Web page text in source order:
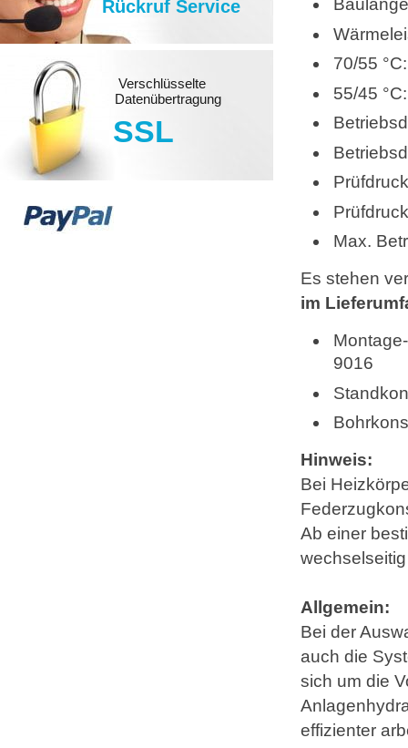
70/55
55/45
Max.
Es stehen
im
9016
Hinweis:
Bei
Ab einer
Allgemein:
Bei der
auch die
sich um die
effizienter
Rückruf Service
Verschlüsselte
Datenübertragung
SSL